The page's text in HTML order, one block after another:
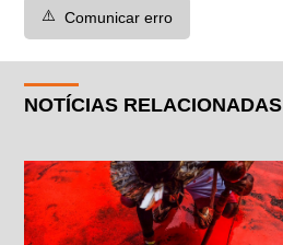
⚠️ Comunicar erro
NOTÍCIAS RELACIONADAS